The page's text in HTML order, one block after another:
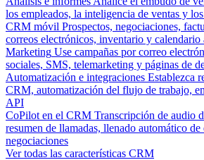
los empleados, la inteligencia de ventas y
CRM móvil Prospectos, negociaciones,
correos electrónicos, inventario y calendario
Marketing Use campañas por correo
sociales, SMS, telemarketing y páginas de
Automatización e integraciones Establezca
CRM, automatización del flujo de trabajo,
API
CoPilot en el CRM Transcripción de audio
resumen de llamadas, llenado automático de
negociaciones
Ver todas las características CRM